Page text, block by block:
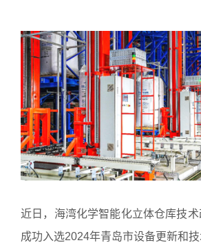
近日，海湾化学智能化立体仓库技术
成功入选2024年青岛市设备更新和技